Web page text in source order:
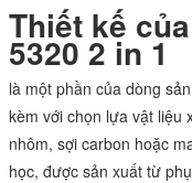
Thiết kế
5320 2 in 1
là một phần của dòng
kèm với chọn lựa vật liệu
nhôm, sợi carbon hoặc
học, được sản xuất từ